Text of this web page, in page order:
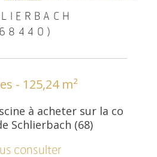
- 125,24 m²
à acheter sur la co
Schlierbach (68)
consulter